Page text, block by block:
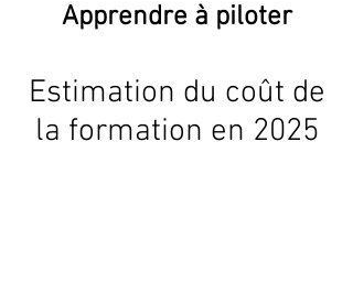
Apprendre à piloter
Estimation du coût de
la formation en 2025